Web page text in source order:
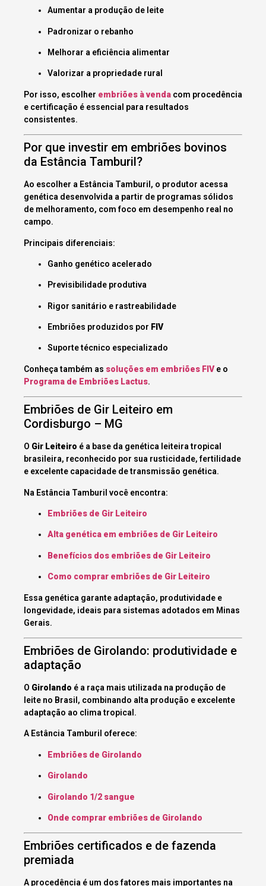
Aumentar a produção de leite
Padronizar o rebanho
Melhorar a eficiência alimentar
Valorizar a propriedade rural
Por isso, escolher embriões à venda com procedência
e certificação é essencial para resultados
consistentes.
Por que investir em embriões bovinos
da Estância Tamburil?
Ao escolher a Estância Tamburil, o produtor acessa
genética desenvolvida a partir de programas sólidos
de melhoramento, com foco em desempenho real no
campo.
Principais diferenciais:
Ganho genético acelerado
Previsibilidade produtiva
Rigor sanitário e rastreabilidade
Embriões produzidos por FIV
Suporte técnico especializado
Conheça também as soluções em embriões FIVe o
Programa de Embriões Lactus.
Embriões de Gir Leiteiro em
Cordisburgo – MG
O Gir Leiteiro é a base da genética leiteira tropical
brasileira, reconhecido por sua rusticidade, fertilidade
e excelente capacidade de transmissão genética.
Na Estância Tamburil você encontra:
Embriões de Gir Leiteiro
Alta genética em embriões de Gir Leiteiro
Benefícios dos embriões de Gir Leiteiro
Como comprar embriões de Gir Leiteiro
Essa genética garante adaptação, produtividade e
longevidade, ideais para sistemas adotados em Minas
Gerais.
Embriões de Girolando: produtividade e
adaptação
O Girolando é a raça mais utilizada na produção de
leite no Brasil, combinando alta produção e excelente
adaptação ao clima tropical.
A Estância Tamburil oferece:
Embriões de Girolando
Girolando
Girolando 1/2 sangue
Onde comprar embriões de Girolando
Embriões certificados e de fazenda
premiada
A procedência é um dos fatores mais importantes na